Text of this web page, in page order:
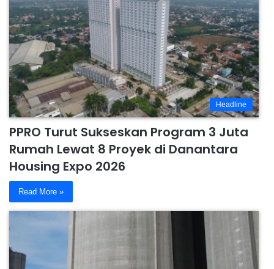
Headline
PPRO Turut Sukseskan Program 3 Juta
Rumah Lewat 8 Proyek di Danantara
Housing Expo 2026
Read More »